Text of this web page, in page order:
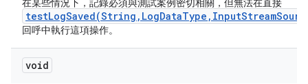
在某些情況下，記錄必須與測試案例密切相關，但無法在直接
回呼中執行這項操作。
void